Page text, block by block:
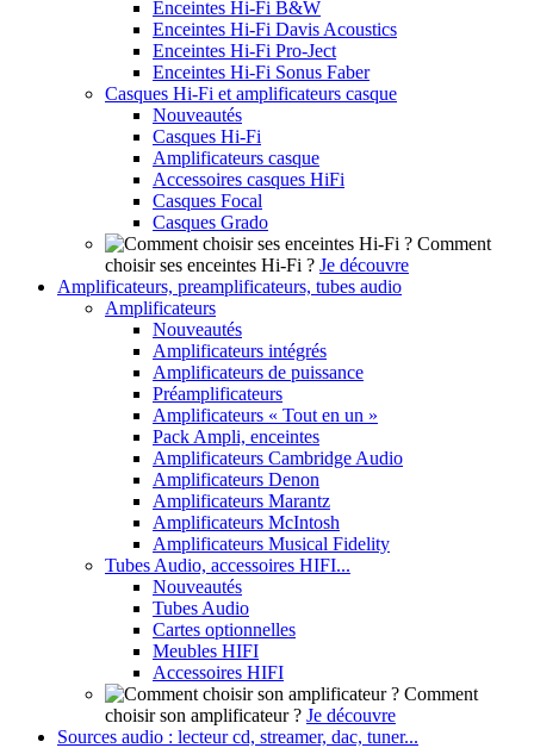
Enceintes Hi-Fi B&W
Enceintes Hi-Fi Davis Acoustics
Enceintes Hi-Fi Pro-Ject
Enceintes Hi-Fi Sonus Faber
Casques Hi-Fi et amplificateurs casque
Nouveautés
Casques Hi-Fi
Amplificateurs casque
Accessoires casques HiFi
Casques Focal
Casques Grado
Comment
choisir ses enceintes Hi-Fi ? Je découvre
Amplificateurs, preamplificateurs, tubes audio
Amplificateurs
Nouveautés
Amplificateurs intégrés
Amplificateurs de puissance
Préamplificateurs
Amplificateurs « Tout en un »
Pack Ampli, enceintes
Amplificateurs Cambridge Audio
Amplificateurs Denon
Amplificateurs Marantz
Amplificateurs McIntosh
Amplificateurs Musical Fidelity
Tubes Audio, accessoires HIFI...
Nouveautés
Tubes Audio
Cartes optionnelles
Meubles HIFI
Accessoires HIFI
Comment
choisir son amplificateur ? Je découvre
Sources audio : lecteur cd, streamer, dac, tuner...